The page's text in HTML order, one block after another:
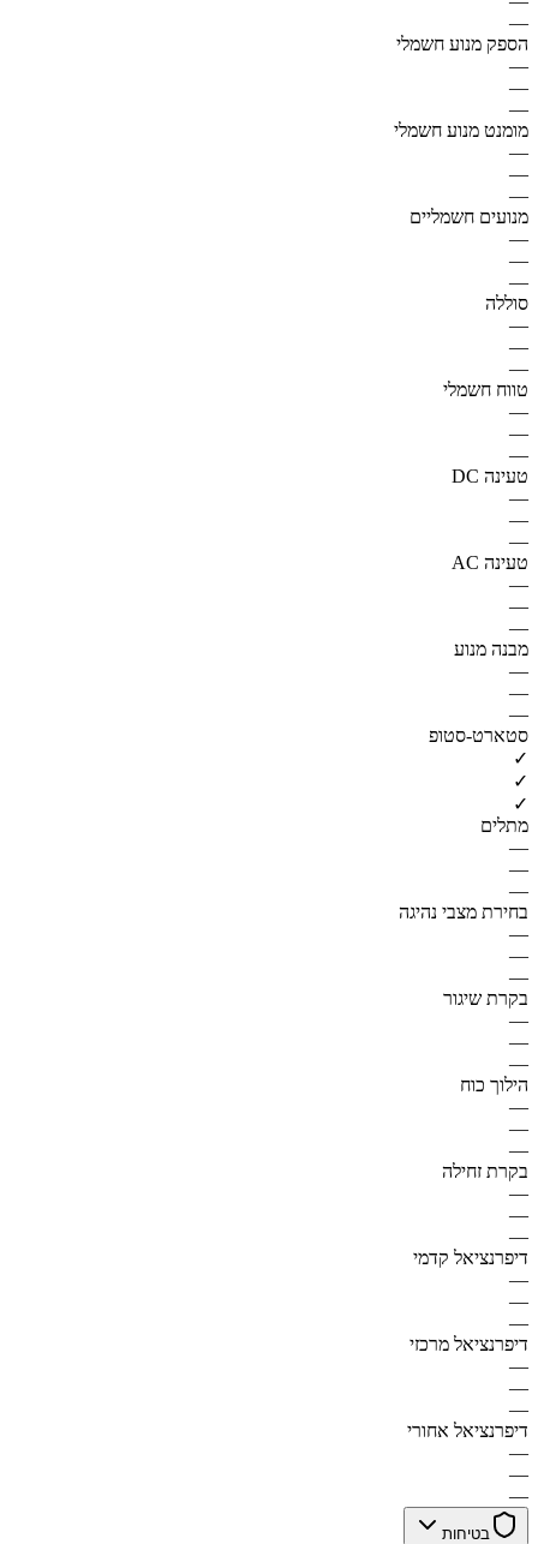
—
הספק מנוע חשמלי
—
—
—
מומנט מנוע חשמלי
—
—
—
מנועים חשמליים
—
—
—
סוללה
—
—
—
טווח חשמלי
—
—
—
טעינה DC
—
—
—
טעינה AC
—
—
—
מבנה מנוע
—
—
—
סטארט-סטופ
✓
✓
✓
מתלים
—
—
—
בחירת מצבי נהיגה
—
—
—
בקרת שיגור
—
—
—
הילוך כוח
—
—
—
בקרת זחילה
—
—
—
דיפרנציאל קדמי
—
—
—
דיפרנציאל מרכזי
—
—
—
דיפרנציאל אחורי
—
—
—
בטיחות